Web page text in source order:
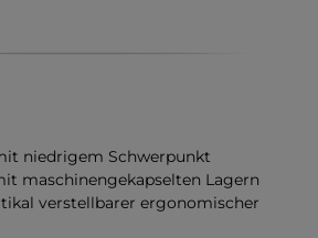
niedrigem Schwerpunkt
maschinengekapselten Lagern
verstellbarer ergonomischer